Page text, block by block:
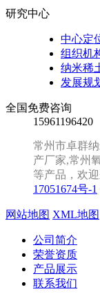
研究中心
中心定
组织机
纳米稀
发展规
全国免费咨询
15961196420
常州市卓群
产厂家,常州
等产品，欢
17051674号-1
网站地图 XML地图
公司简介
荣誉资质
产品展示
联系我们